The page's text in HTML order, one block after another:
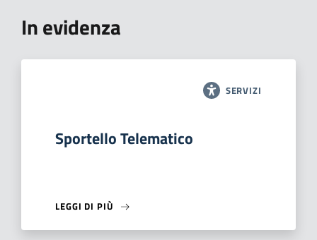
In evidenza
SERVIZI
Sportello Telematico
LEGGI DI PIÙ